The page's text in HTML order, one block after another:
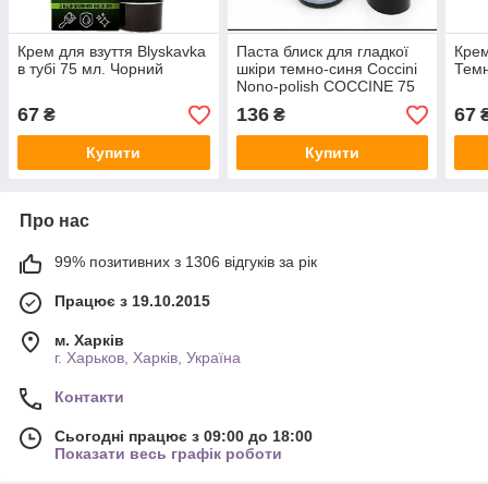
Крем для взуття Blyskavka
в тубі 75 мл. Чорний
67 ₴
Купити
Паста блиск для гладкої
шкіри темно-синя Coccini
Nono-polish COCCINE 75
мл
136₴
Купити
67
Про нас
99% позитивних з 1306 відгуків за рік
Працює з 19.10.2015
м. Харків
г. Харьков, Харків, Україна
Контакти
Сьогодні працює з 09:00 до 18:00
Показати весь графік роботи